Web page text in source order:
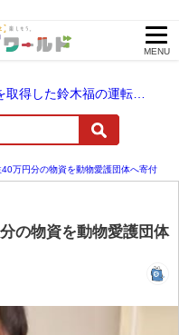
MENU
エモすぎる…亀梨和也、免許を取得した鈴木福の運転でドライブ！
万円分の物資を動物愛護団体へ寄付
の物資を動物愛護団体